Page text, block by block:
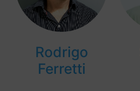
Rodrigo
Ferretti